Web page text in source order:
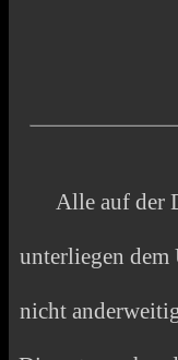
Alle auf der
unterliegen
nicht